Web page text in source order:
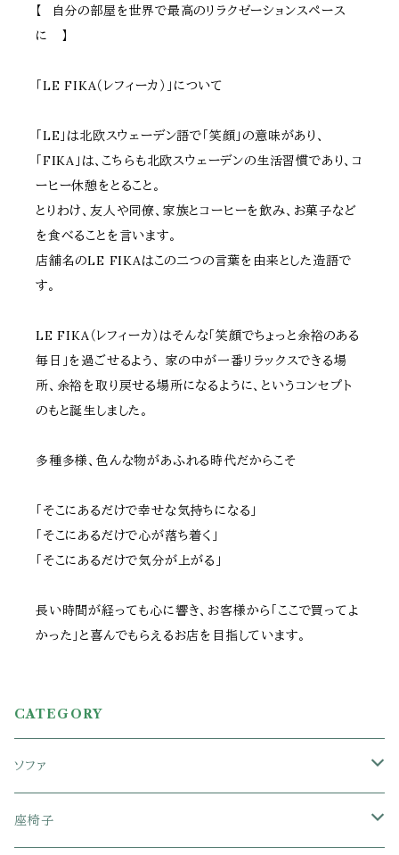
【 自分の部屋を世界で最高のリラクゼーションスペース
に 】
「LE FIKA（レフィーカ）」について
「LE」は北欧スウェーデン語で「笑顔」の意味があり、
「FIKA」は、こちらも北欧スウェーデンの生活習慣であり、コ
ーヒー休憩をとること。
とりわけ、友人や同僚、家族とコーヒーを飲み、お菓子など
を食べることを言います。
店舗名のLE FIKAはこの二つの言葉を由来とした造語で
す。
LE FIKA（レフィーカ）はそんな「笑顔でちょっと余裕のある
毎日」を過ごせるよう、 家の中が一番リラックスできる場
所、余裕を取り戻せる場所になるように、というコンセプト
のもと誕生しました。
多種多様、色んな物があふれる時代だからこそ
「そこにあるだけで幸せな気持ちになる」
「そこにあるだけで心が落ち着く」
「そこにあるだけで気分が上がる」
長い時間が経っても心に響き、お客様から「ここで買ってよ
かった」と喜んでもらえるお店を目指しています。
CATEGORY
ソファ
1人掛けソファ
座椅子